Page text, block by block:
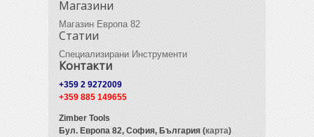
Магазини
Магазин Европа 82
Статии
Специализирани Инструменти
Контакти
+359 2 9272009
+359 885 149655
Zimber Tools
Бул. Европа 82, София, България (карта)